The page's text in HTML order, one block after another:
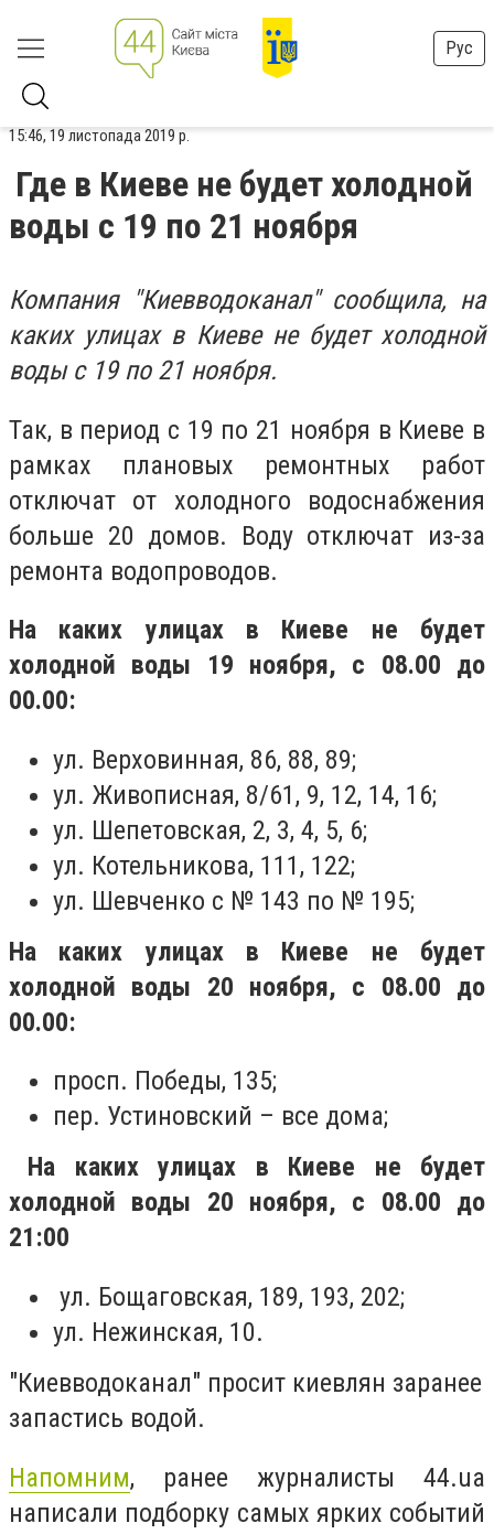
Рус
15:46, 19 листопада 2019 р.
Где в Киеве не будет холодной
воды с 19 по 21 ноября
Компания "Киевводоканал" сообщила, на
каких улицах в Киеве не будет холодной
воды с 19 по 21 ноября.
Так, в период с 19 по 21 ноября в Киеве в
рамках плановых ремонтных работ
отключат от холодного водоснабжения
больше 20 домов. Воду отключат из-за
ремонта водопроводов.
На каких улицах в Киеве не будет
холодной воды 19 ноября, с 08.00 до
00.00:
ул. Верховинная, 86, 88, 89;
ул. Живописная, 8/61, 9, 12, 14, 16;
ул. Шепетовская, 2, 3, 4, 5, 6;
ул. Котельникова, 111, 122;
ул. Шевченко с № 143 по № 195;
На каких улицах в Киеве не будет
холодной воды 20 ноября, с 08.00 до
00.00:
просп. Победы, 135;
пер. Устиновский – все дома;
На каких улицах в Киеве не будет
холодной воды 20 ноября, с 08.00 до
21:00
ул. Бощаговская, 189, 193, 202;
ул. Нежинская, 10.
"Киевводоканал" просит киевлян заранее
запастись водой.
Напомним, ранее журналисты 44.ua
написали подборку самых ярких событий